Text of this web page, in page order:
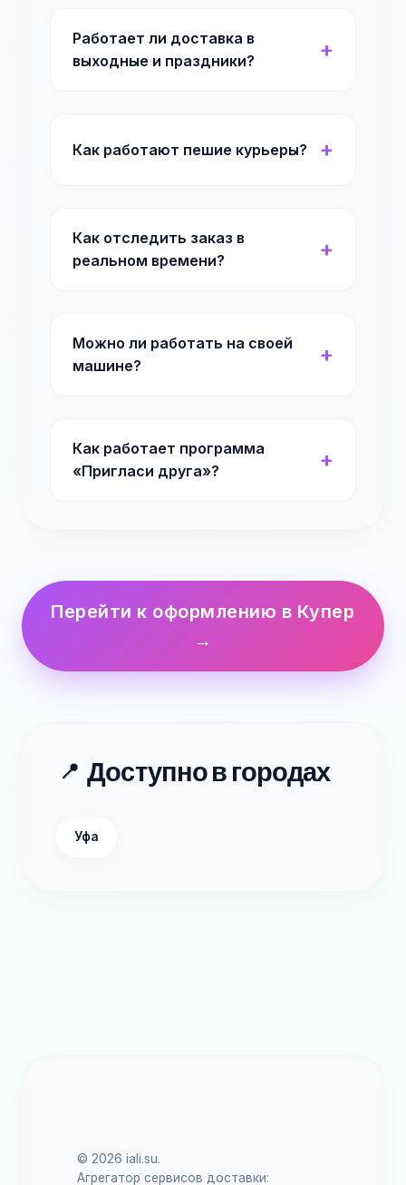
Работает ли доставка в
выходные и праздники?
Как работают пешие курьеры?
Как отследить заказ в
реальном времени?
Можно ли работать на своей
машине?
Как работает программа
«Пригласи друга»?
Перейти к оформлению в Купер
→
📍 Доступно в городах
Уфа
© 2026 iali.su.
Агрегатор сервисов доставки: